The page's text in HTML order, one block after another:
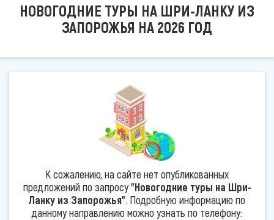
НОВОГОДНИЕ ТУРЫ НА ШРИ-ЛАНКУ ИЗ
ЗАПОРОЖЬЯ НА 2026 ГОД
К сожалению, на сайте нет опубликованных
предложений по запросу"Новогодние туры на Шри-
Ланку из Запорожья". Подробную информацию по
данному направлению можно узнать по телефону: